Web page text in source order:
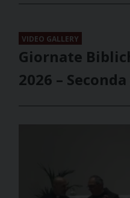
VIDEO GALLERY
Giornate
2026 –